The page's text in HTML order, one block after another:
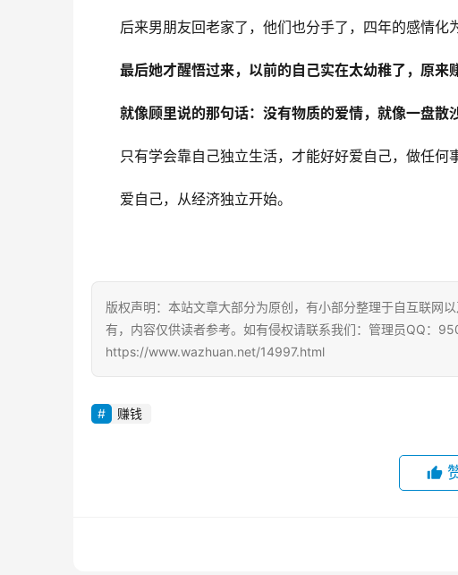
后来男朋友回老家了，他们也分手了，四年的感情化
最后她才醒悟过来，以前的自己实在太幼稚了，原来
就像顾里说的那句话：没有物质的爱情，就像一盘散沙
只有学会靠自己独立生活，才能好好爱自己，做任何
爱自己，从经济独立开始。
版权声明：本站文章大部分为原创，有小部分整理于自互联网
有，内容仅供读者参考。如有侵权请联系我们：管理员QQ：
https://www.wazhuan.net/14997.html
赚钱